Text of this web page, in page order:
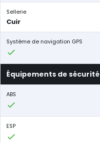
Sellerie
Cuir
Système de navigation GPS
Équipements de sécurité
ABS
ESP